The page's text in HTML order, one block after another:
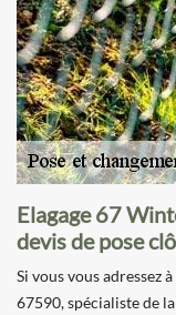
Elagage 67
devis de pose
Si vous vous adressez
67590, spécialiste de